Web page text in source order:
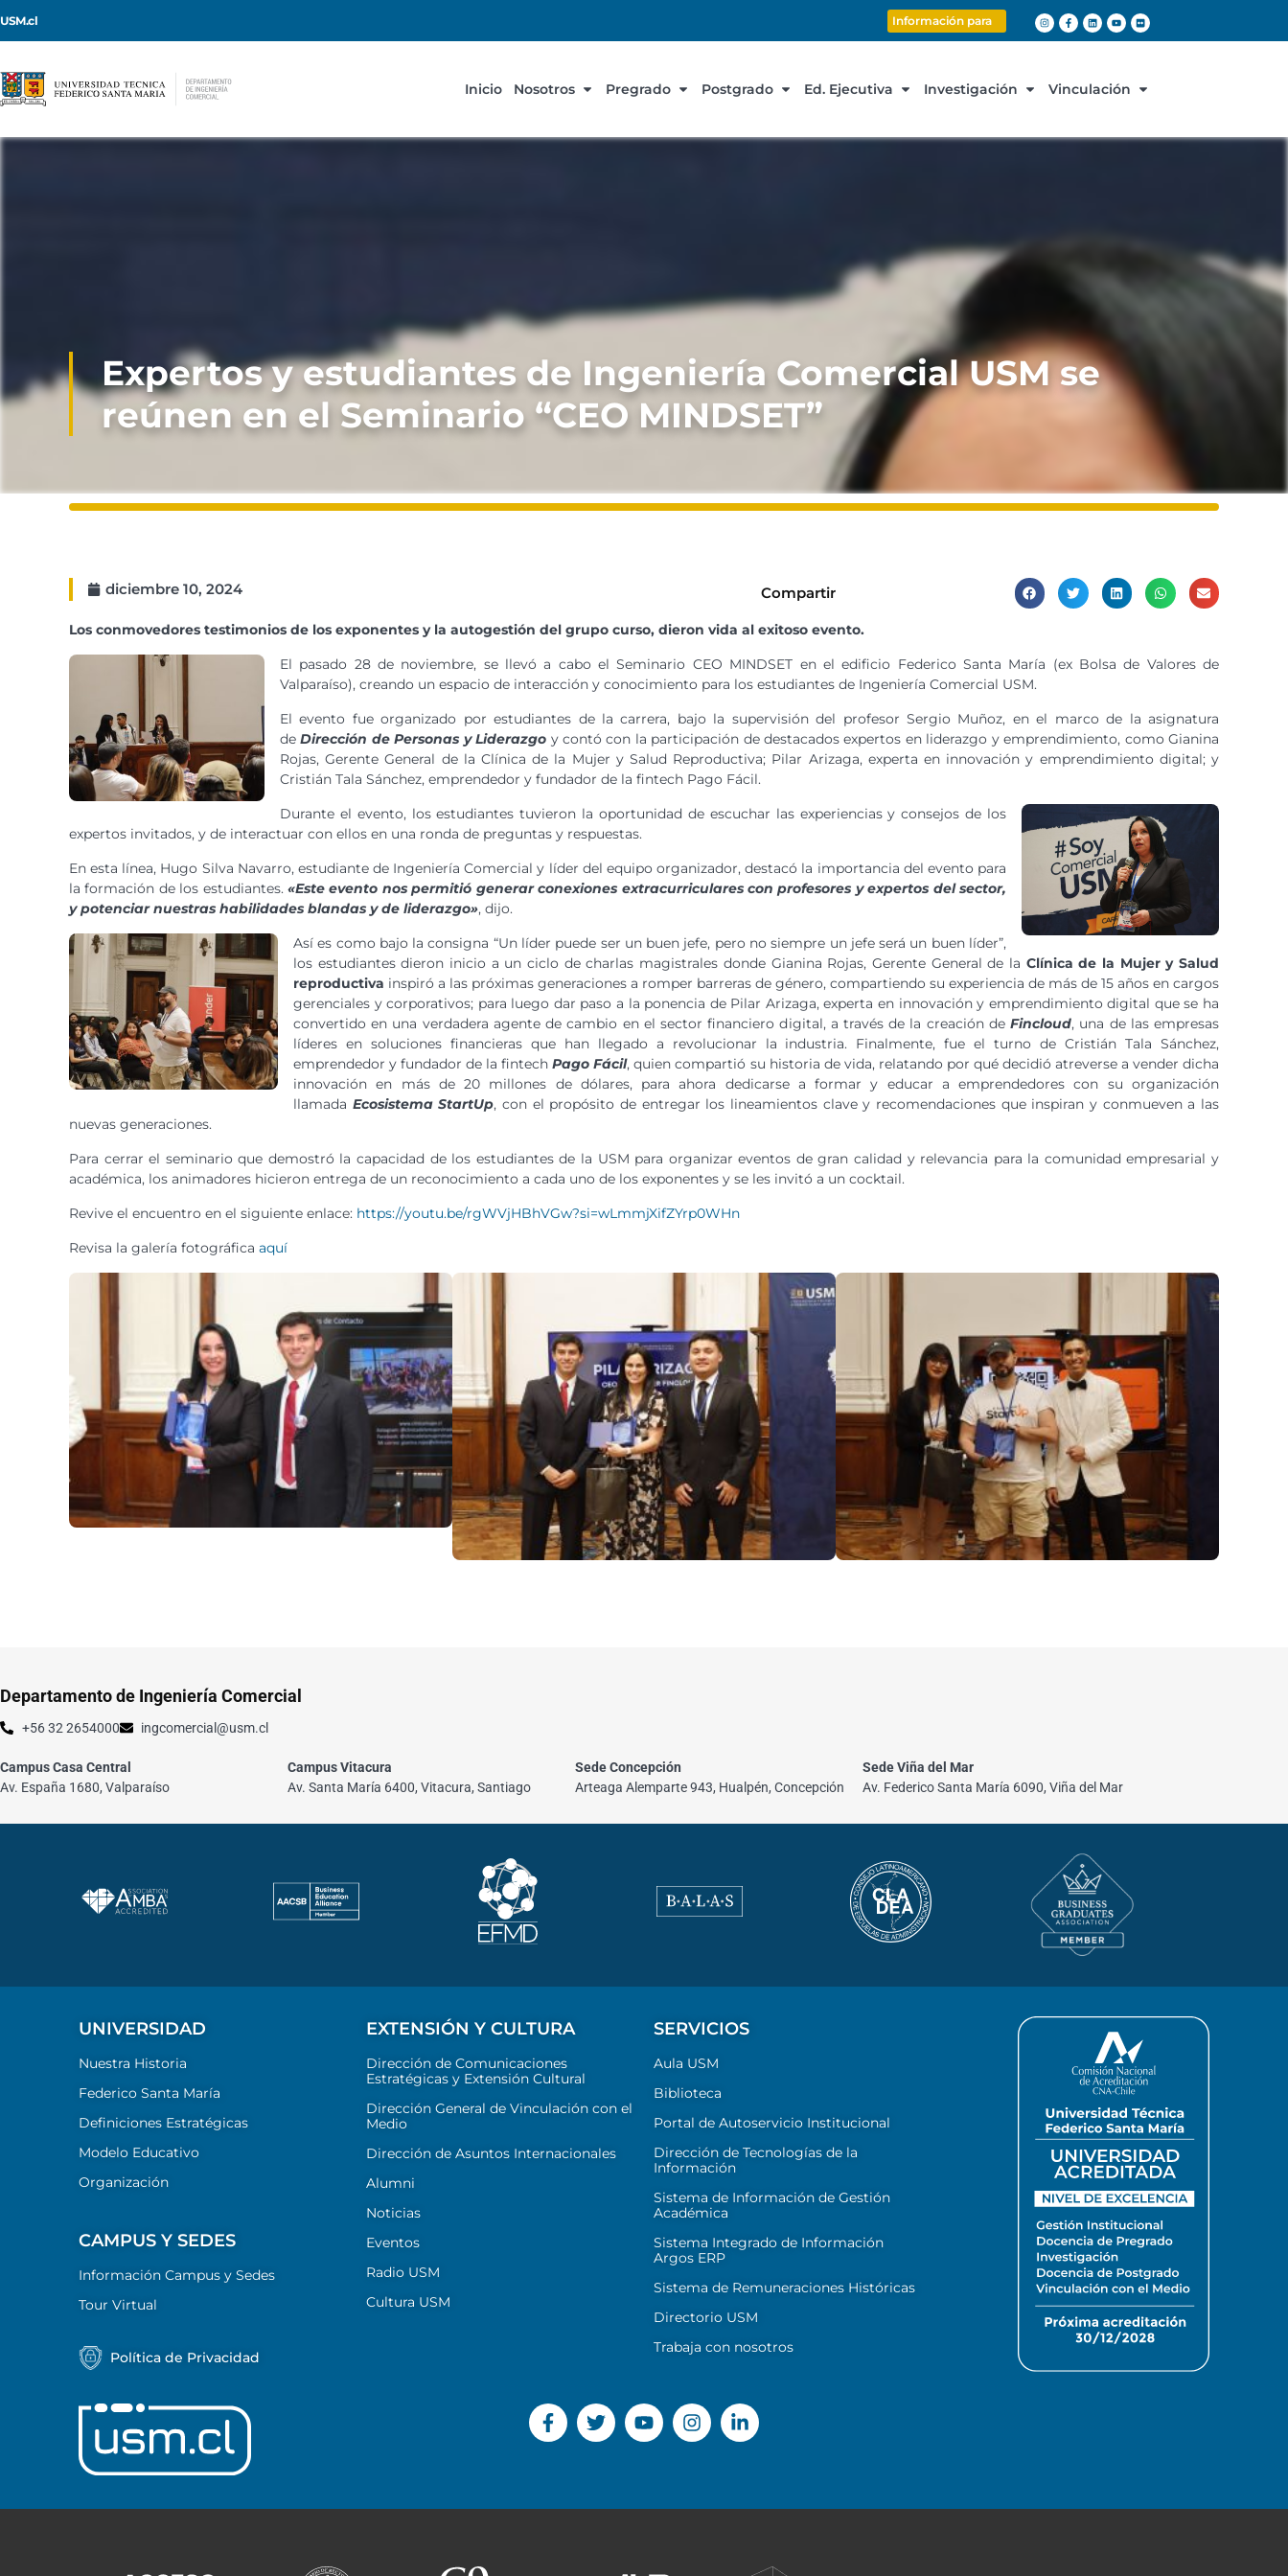
USM.cl Información para
Inicio Nosotros Pregrado Postgrado Ed. Ejecutiva Investigación Vinculación
Expertos y estudiantes de Ingeniería Comercial USM se
reúnen en el Seminario “CEO MINDSET”
diciembre 10, 2024 Compartir
Los conmovedores testimonios de los exponentes y la autogestión del grupo curso, dieron vida al exitoso evento.
El pasado 28 de noviembre, se llevó a cabo el Seminario CEO MINDSET en el edificio Federico Santa María (ex Bolsa de Valores de
Valparaíso), creando un espacio de interacción y conocimiento para los estudiantes de Ingeniería Comercial USM.
El evento fue organizado por estudiantes de la carrera, bajo la supervisión del profesor Sergio Muñoz, en el marco de la asignatura
deDirección de Personas y Liderazgo y contó con la participación de destacados expertos en liderazgo y emprendimiento, como Gianina
Rojas, Gerente General de la Clínica de la Mujer y Salud Reproductiva; Pilar Arizaga, experta en innovación y emprendimiento digital; y
Cristián Tala Sánchez, emprendedor y fundador de la fintech Pago Fácil.
Durante el evento, los estudiantes tuvieron la oportunidad de escuchar las experiencias y consejos de los
expertos invitados, y de interactuar con ellos en una ronda de preguntas y respuestas.
En esta línea, Hugo Silva Navarro, estudiante de Ingeniería Comercial y líder del equipo organizador, destacó la importancia del evento para
la formación de los estudiantes.«Este evento nos permitió generar conexiones extracurriculares con profesores y expertos del sector,
y potenciar nuestras habilidades blandas y de liderazgo», dijo.
Así es como bajo la consigna “Un líder puede ser un buen jefe, pero no siempre un jefe será un buen líder”,
los estudiantes dieron inicio a un ciclo de charlas magistrales donde Gianina Rojas, Gerente General de la Clínica de la Mujer y Salud
reproductiva inspiró a las próximas generaciones a romper barreras de género, compartiendo su experiencia de más de 15 años en cargos
gerenciales y corporativos; para luego dar paso a la ponencia de Pilar Arizaga, experta en innovación y emprendimiento digital que se ha
convertido en una verdadera agente de cambio en el sector financiero digital, a través de la creación deFincloud, una de las empresas
líderes en soluciones financieras que han llegado a revolucionar la industria. Finalmente, fue el turno de Cristián Tala Sánchez,
emprendedor y fundador de la fintechPago Fácil, quien compartió su historia de vida, relatando por qué decidió atreverse a vender dicha
innovación en más de 20 millones de dólares, para ahora dedicarse a formar y educar a emprendedores con su organización
llamada Ecosistema StartUp, con el propósito de entregar los lineamientos clave y recomendaciones que inspiran y conmueven a las
nuevas generaciones.
Para cerrar el seminario que demostró la capacidad de los estudiantes de la USM para organizar eventos de gran calidad y relevancia para la comunidad empresarial y
académica, los animadores hicieron entrega de un reconocimiento a cada uno de los exponentes y se les invitó a un cocktail.
Revive el encuentro en el siguiente enlace: https://youtu.be/rgWVjHBhVGw?si=wLmmjXifZYrp0WHn
Revisa la galería fotográfica aquí
Departamento de Ingeniería Comercial
+56 32 2654000 ingcomercial@usm.cl
Campus Casa Central
Av. España 1680, Valparaíso
Campus Vitacura
Av. Santa María 6400, Vitacura, Santiago
Sede Concepción
Arteaga Alemparte 943, Hualpén, Concepción
Sede Viña del Mar
Av. Federico Santa María 6090, Viña del Mar
UNIVERSIDAD
Nuestra Historia
Federico Santa María
Definiciones Estratégicas
Modelo Educativo
Organización
CAMPUS Y SEDES
Información Campus y Sedes
Tour Virtual
Política de Privacidad
EXTENSIÓN Y CULTURA
Dirección de Comunicaciones
Estratégicas y Extensión Cultural
Dirección General de Vinculación con el
Medio
Dirección de Asuntos Internacionales
Alumni
Noticias
Eventos
Radio USM
Cultura USM
SERVICIOS
Aula USM
Biblioteca
Portal de Autoservicio Institucional
Dirección de Tecnologías de la
Información
Sistema de Información de Gestión
Académica
Sistema Integrado de Información
Argos ERP
Sistema de Remuneraciones Históricas
Directorio USM
Trabaja con nosotros